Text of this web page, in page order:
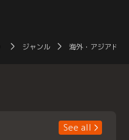
ジャンル 海外・アジアドラ
See all